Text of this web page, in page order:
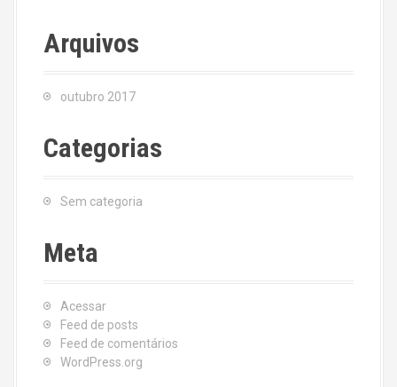
Arquivos
outubro 2017
Categorias
Sem categoria
Meta
Acessar
Feed de posts
Feed de comentários
WordPress.org